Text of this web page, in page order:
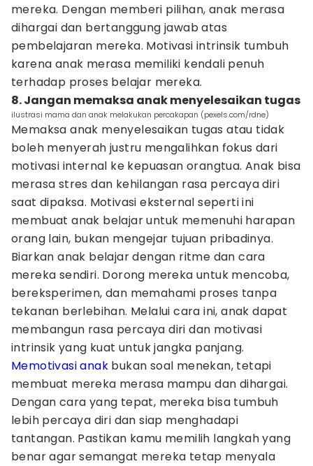
mereka. Dengan memberi pilihan, anak merasa
dihargai dan bertanggung jawab atas
pembelajaran mereka. Motivasi intrinsik tumbuh
karena anak merasa memiliki kendali penuh
terhadap proses belajar mereka.
8. Jangan memaksa anak menyelesaikan tugas
ilustrasi mama dan anak melakukan percakapan (pexels.com/rdne)
Memaksa anak menyelesaikan tugas atau tidak
boleh menyerah justru mengalihkan fokus dari
motivasi internal ke kepuasan orangtua. Anak bisa
merasa stres dan kehilangan rasa percaya diri
saat dipaksa. Motivasi eksternal seperti ini
membuat anak belajar untuk memenuhi harapan
orang lain, bukan mengejar tujuan pribadinya.
Biarkan anak belajar dengan ritme dan cara
mereka sendiri. Dorong mereka untuk mencoba,
bereksperimen, dan memahami proses tanpa
tekanan berlebihan. Melalui cara ini, anak dapat
membangun rasa percaya diri dan motivasi
intrinsik yang kuat untuk jangka panjang.
Memotivasi anak bukan soal menekan, tetapi
membuat mereka merasa mampu dan dihargai.
Dengan cara yang tepat, mereka bisa tumbuh
lebih percaya diri dan siap menghadapi
tantangan. Pastikan kamu memilih langkah yang
benar agar semangat mereka tetap menyala